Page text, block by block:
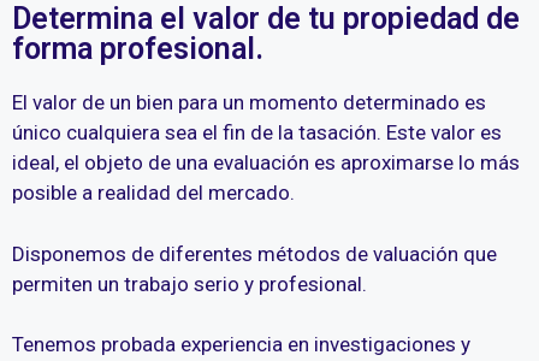
Determina el valor de tu propiedad de
forma profesional.
El valor de un bien para un momento determinado es
único cualquiera sea el fin de la tasación. Este valor es
ideal, el objeto de una evaluación es aproximarse lo más
posible a realidad del mercado.
Disponemos de diferentes métodos de valuación que
permiten un trabajo serio y profesional.
Tenemos probada experiencia en investigaciones y